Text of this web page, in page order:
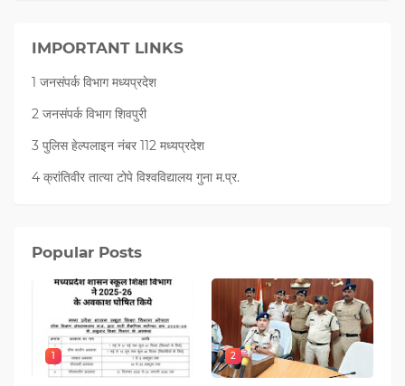
IMPORTANT LINKS
1 जनसंपर्क विभाग मध्यप्रदेश
2 जनसंपर्क विभाग शिवपुरी
3 पुलिस हेल्पलाइन नंबर 112 मध्‍यप्रदेश
4 क्रांतिवीर तात्या टोपे विश्वविद्यालय गुना म.प्र.
Popular Posts
1 2